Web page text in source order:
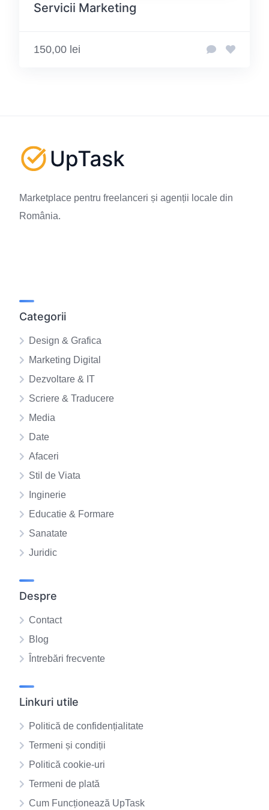
Servicii Marketing
150,00 lei
Marketplace pentru freelanceri și agenții locale din
România.
Categorii
Design & Grafica
Marketing Digital
Dezvoltare & IT
Scriere & Traducere
Media
Date
Afaceri
Stil de Viata
Inginerie
Educatie & Formare
Sanatate
Juridic
Despre
Contact
Blog
Întrebări frecvente
Linkuri utile
Politică de confidențialitate
Termeni și condiții
Politică cookie-uri
Termeni de plată
Cum Funcționează UpTask